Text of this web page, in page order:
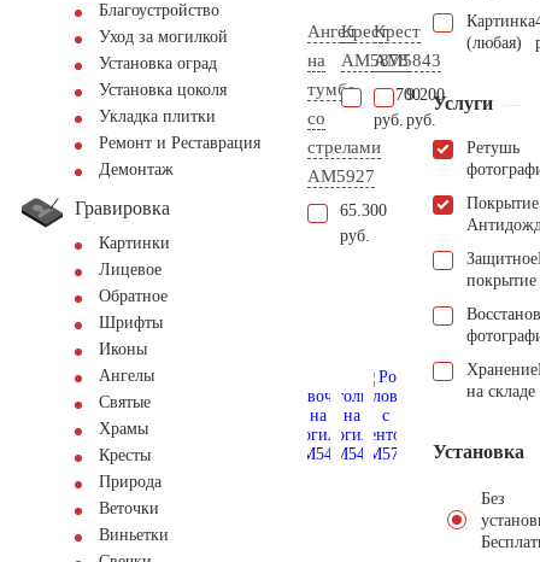
Благоустройство
Уход за могилкой
Установка оград
Установка цоколя
Укладка плитки
Ремонт и Реставрация
Демонтаж
Гравировка
Картинки
Лицевое
Обратное
Шрифты
Иконы
Ангелы
Святые
Храмы
Кресты
Природа
Веточки
Виньетки
Ангел
на
тумбе
со
стрелами
AM5927
65.300
руб.
Крест
AM5878
43.700
руб.
Крест
AM5843
9.200
руб.
Картинка
(любая)
Услуги
Ретушь
Покрытие
Защитное
покрытие
Хранение
на складе
Установка
Без